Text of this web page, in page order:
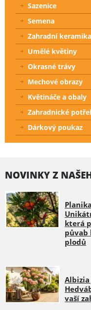
Sazenice
Semena
Zahradní keramika
Umělé květiny
Okrasné trávy
Mechové obrazy
Květináče a obaly
Zahradnické
Dárkový poukaz
NOVINKY Z
která
půvab
plodů
vaší